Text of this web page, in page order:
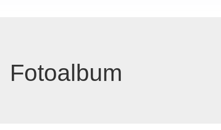
Fotoalbum